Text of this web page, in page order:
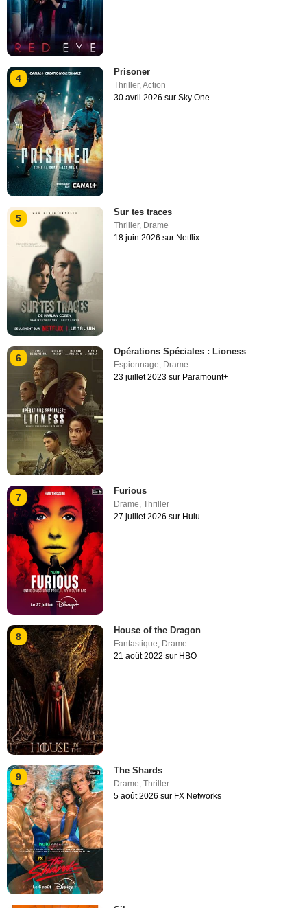
4
Prisoner
Thriller,Action
30 avril 2026 sur Sky One
5
Sur tes traces
Thriller, Drame
18 juin 2026 sur Netflix
6
Opérations Spéciales : Lioness
Espionnage, Drame
23 juillet 2023 sur Paramount+
7
Furious
Drame,Thriller
27 juillet 2026 sur Hulu
8
House of the Dragon
Fantastique, Drame
21 août 2022 sur HBO
9
The Shards
Drame ,Thriller
5 août 2026 sur FX Networks